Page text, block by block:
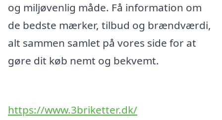
og miljøvenlig måde. Få information om
de bedste mærker, tilbud og brændværdi,
alt sammen samlet på vores side for at
gøre dit køb nemt og bekvemt.
https://www.3briketter.dk/